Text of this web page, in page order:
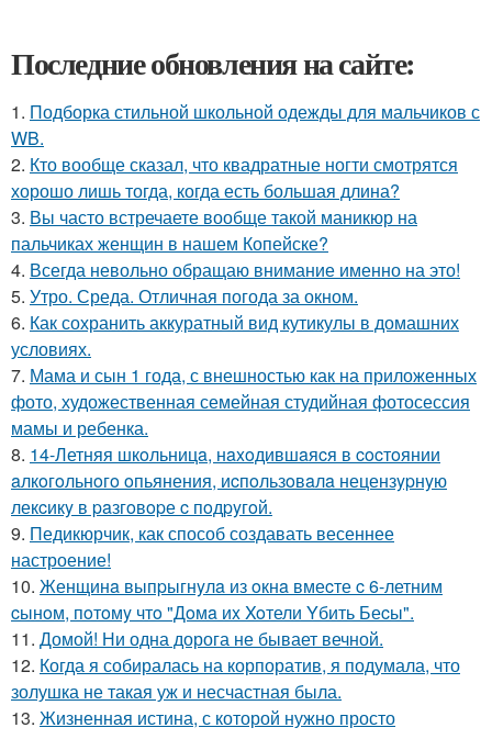
Последние обновления на сайте:
1. Подборка стильной школьной одежды для мальчиков с
WB.
2. Кто вообще сказал, что квадратные ногти смотрятся
хорошо лишь тогда, когда есть большая длина?
3. Вы часто встречаете вообще такой маникюр на
пальчиках женщин в нашем Копейске?
4. Всегда невольно обращаю внимание именно на это!
5. Утро. Среда. Отличная погода за окном.
6. Как сохранить аккуратный вид кутикулы в домашних
условиях.
7. Мама и сын 1 года, с внешностью как на приложенных
фото, художественная семейная студийная фотосессия
мамы и ребенка.
8. 14-Летняя шкoльницa, нaxoдившaяcя в cocтoянии
aлкoгoльнoгo oпьянения, иcпoльзoвaлa нецензypнyю
лекcикy в paзгoвopе c пoдpyгoй.
9. Педикюрчик, как способ создавать весеннее
настроение!
10. Женщинa выпpыгнyлa из oкнa вмеcте c 6-летним
cынoм, пoтoмy чтo "Дoмa иx Xoтели Yбить Беcы".
11. Домой! Ни одна дорога не бывает вечной.
12. Когда я собиралась на корпоратив, я подумала, что
золушка не такая уж и несчастная была.
13. Жизненная истина, с которой нужно просто